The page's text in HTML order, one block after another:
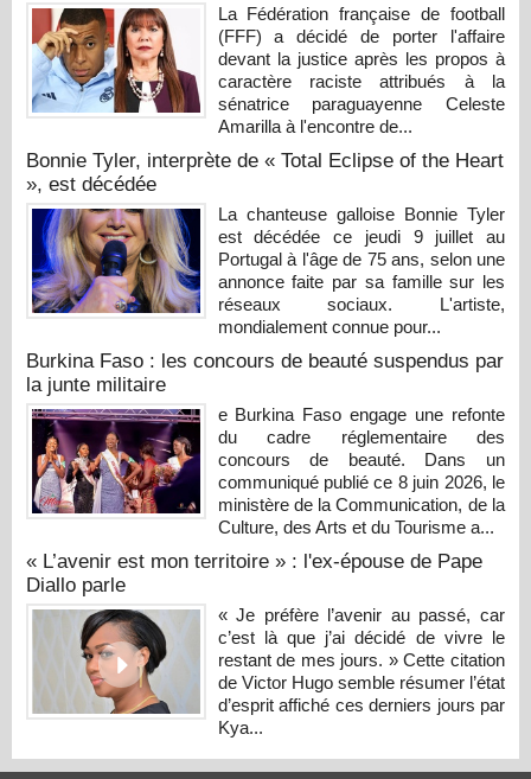
La Fédération française de football
(FFF) a décidé de porter l'affaire
devant la justice après les propos à
caractère raciste attribués à la
sénatrice paraguayenne Celeste
Amarilla à l'encontre de...
Bonnie Tyler, interprète de « Total Eclipse of the Heart
», est décédée
La chanteuse galloise Bonnie Tyler
est décédée ce jeudi 9 juillet au
Portugal à l'âge de 75 ans, selon une
annonce faite par sa famille sur les
réseaux sociaux. L'artiste,
mondialement connue pour...
Burkina Faso : les concours de beauté suspendus par
la junte militaire
e Burkina Faso engage une refonte
du cadre réglementaire des
concours de beauté. Dans un
communiqué publié ce 8 juin 2026, le
ministère de la Communication, de la
Culture, des Arts et du Tourisme a...
« L’avenir est mon territoire » : l'ex-épouse de Pape
Diallo parle
« Je préfère l’avenir au passé, car
c’est là que j’ai décidé de vivre le
restant de mes jours. » Cette citation
de Victor Hugo semble résumer l’état
d’esprit affiché ces derniers jours par
Kya...